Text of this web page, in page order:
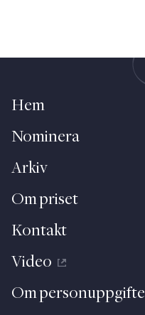
Hem
Nominera
Arkiv
Om priset
Kontakt
Video
Om